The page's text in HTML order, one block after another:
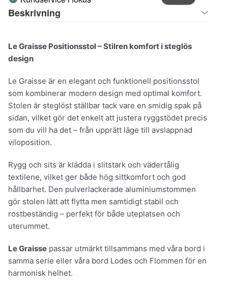
Beskrivning
Le Graisse Positionsstol – Stilren komfort i steglös
design
Le Graisse är en elegant och funktionell positionsstol
som kombinerar modern design med optimal komfort.
Stolen är steglöst ställbar tack vare en smidig spak på
sidan, vilket gör det enkelt att justera ryggstödet precis
som du vill ha det – från upprätt läge till avslappnad
viloposition.
Rygg och sits är klädda i slitstark och vädertålig
textilene, vilket ger både hög sittkomfort och god
hållbarhet. Den pulverlackerade aluminiumstommen
gör stolen lätt att flytta men samtidigt stabil och
rostbeständig – perfekt för både uteplatsen och
uterummet.
Le Graisse passar utmärkt tillsammans med våra bord i
samma serie eller våra bord Lodes och Flommen för en
harmonisk helhet.